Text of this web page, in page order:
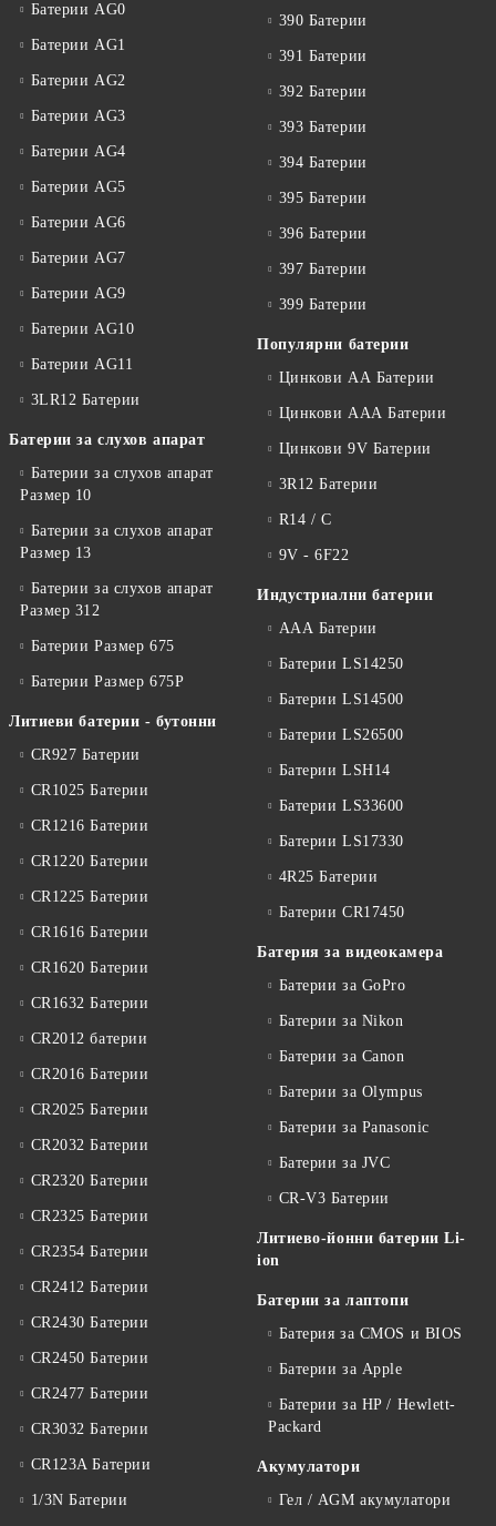
Батерии AG0
Батерии AG1
Батерии AG2
Батерии AG3
Батерии AG4
Батерии AG5
Батерии AG6
Батерии AG7
Батерии AG9
Батерии AG10
Батерии AG11
3LR12 Батерии
Батерии за слухов апарат
Батерии за слухов апарат
Размер 10
Батерии за слухов апарат
Размер 13
Батерии за слухов апарат
Размер 312
Батерии Размер 675
Батерии Размер 675P
Литиеви батерии - бутонни
CR927 Батерии
CR1025 Батерии
CR1216 Батерии
CR1220 Батерии
CR1225 Батерии
CR1616 Батерии
CR1620 Батерии
CR1632 Батерии
CR2012 батерии
CR2016 Батерии
CR2025 Батерии
CR2032 Батерии
CR2320 Батерии
CR2325 Батерии
CR2354 Батерии
CR2412 Батерии
CR2430 Батерии
CR2450 Батерии
CR2477 Батерии
CR3032 Батерии
CR123A Батерии
1/3N Батерии
390 Батерии
391 Батерии
392 Батерии
393 Батерии
394 Батерии
395 Батерии
396 Батерии
397 Батерии
399 Батерии
Популярни батерии
Цинкови АА Батерии
Цинкови ААА Батерии
Цинкови 9V Батерии
3R12 Батерии
R14 / C
9V - 6F22
Индустриални батерии
ААА Батерии
Батерии LS14250
Батерии LS14500
Батерии LS26500
Батерии LSH14
Батерии LS33600
Батерии LS17330
4R25 Батерии
Батерии CR17450
Батерия за видеокамера
Батерии за GoPro
Батерии за Nikon
Батерии за Canon
Батерии за Olympus
Батерии за Panasonic
Батерии за JVC
CR-V3 Батерии
Литиево-йонни батерии Li-
ion
Батерии за лаптопи
Батерия за CMOS и BIOS
Батерии за Apple
Батерии за HP / Hewlett-
Packard
Акумулатори
Гел / AGM акумулатори